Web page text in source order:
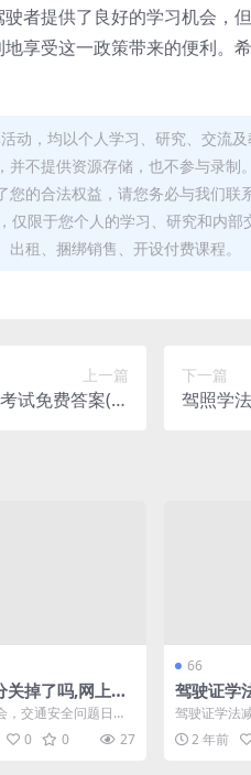
者提供了良好的学习机会，
享受这一政策带来的便利。
动，均以个人学习、研究、交流
不提供资源存储，也不参与录
的合法权益，请您务必与我们
仅限于您个人的学习、研究和内
租、捆绑销售、开设付费课程。
上一篇
试免费答案(扣
下一篇
驾照学
关掉了吗,网上扣
分吗(学法减分
分)
，交通安全问题日益
很多驾驶人都希望通
来降低自己的扣...
0 0 27
66
驾驶证学
法减分是
驶证学法
出答案)
驾驶证学法
分是给驾照
驶员关心的
2 年前